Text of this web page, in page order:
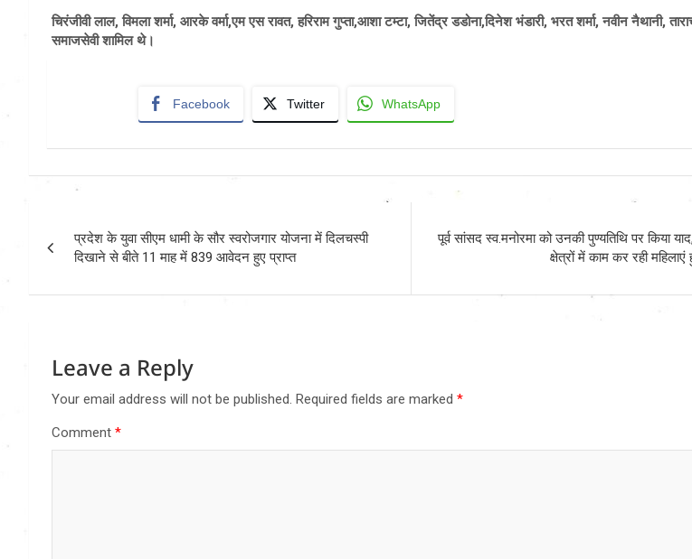
चिरंजीवी लाल, विमला शर्मा, आरके वर्मा,एम एस रावत, हरिराम गुप्ता,आशा टम्टा, जितेंद्र डडोना,दिनेश भंडारी, भरत शर्मा, नवीन नैथानी,
समाजसेवी शामिल थे।
Facebook Twitter WhatsApp
navigation
प्रदेश के युवा सीएम धामी के सौर स्वरोजगार योजना में दिलचस्पी
दिखाने से बीते 11 माह में 839 आवेदन हुए प्राप्त
पूर्व सांसद स्व.मनोरमा को उनकी पुण्यतिथि पर किया
क्षेत्रों में काम कर रही महिलाएं
Leave a Reply
Your email address will not be published. Required fields are marked *
Comment *